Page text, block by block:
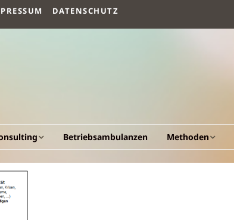
DATENSCHUTZ
&
Betriebsambulanzen Methoden
Arbeitsvermögen